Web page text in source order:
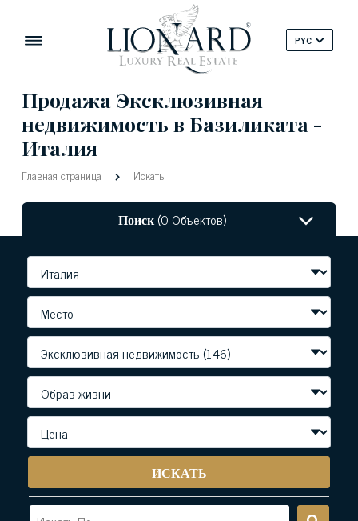
PYC
Продажа Эксклюзивная
недвижимость в Базиликата -
Италия
Главная страница Искать
Поиск(0 Объектов)
ИСКАТЬ